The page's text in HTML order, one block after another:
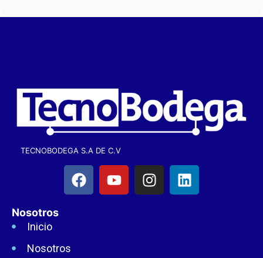
TECNOBODEGA S.A DE C.V
Nosotros
Inicio
Nosotros